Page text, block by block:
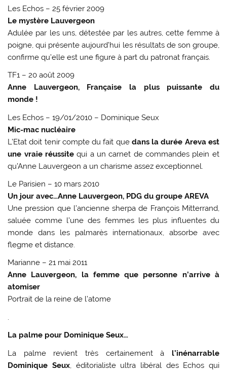
Les Echos – 25 février 2009
Le mystère Lauvergeon
Adulée par les uns, détestée par les autres, cette femme à
poigne, qui présente aujourd’hui les résultats de son groupe,
confirme qu’elle est une figure à part du patronat français.
TF1 – 20 août 2009
Anne Lauvergeon, Française la plus puissante du
monde !
Les Echos – 19/01/2010 – Dominique Seux
Mic-mac nucléaire
L’Etat doit tenir compte du fait que dans la durée Areva est
une vraie réussitequi a un carnet de commandes plein et
qu’Anne Lauvergeon a un charisme assez exceptionnel.
Le Parisien – 10 mars 2010
Un jour avec…Anne Lauvergeon, PDG du groupe AREVA
Une pression que l’ancienne sherpa de François Mitterrand,
saluée comme l’une des femmes les plus influentes du
monde dans les palmarès internationaux, absorbe avec
flegme et distance.
Marianne – 21 mai 2011
Anne Lauvergeon, la femme que personne n’arrive à
atomiser
Portrait de la reine de l’atome
.
La palme pour Dominique Seux…
La palme revient très certainement à l’inénarrable
Dominique Seux, éditorialiste ultra libéral des Echos qui